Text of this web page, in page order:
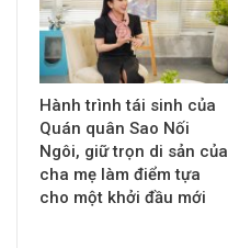
Hành trình tái sinh của
Quán quân Sao Nối
Ngôi, giữ trọn di sản của
cha mẹ làm điểm tựa
cho một khởi đầu mới